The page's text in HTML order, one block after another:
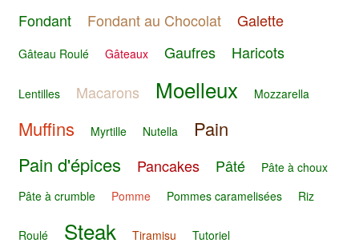
Fondant Fondant au Chocolat Galette
Gâteau Roulé Gâteaux Gaufres Haricots
Lentilles Macarons Moelleux Mozzarella
Muffins Myrtille Nutella
Pain
Pain d'épices
Pancakes Pâté
Pâte à choux
Pâte à crumble
Pomme Pommes caramelisées Riz
Roulé Steak Tiramisu Tutoriel